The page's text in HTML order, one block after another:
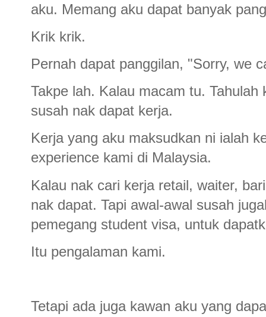
aku. Memang aku dapat banyak
Krik krik.
Pernah dapat panggilan, "Sorry, we
Takpe lah. Kalau macam tu.
susah nak dapat kerja.
Kerja yang aku maksudkan ni ialah
experience kami di Malaysia.
Kalau nak cari kerja retail, waiter,
nak dapat. Tapi awal-awal susah
pemegang student visa, untuk
Itu pengalaman kami.
Tetapi ada juga kawan aku yang